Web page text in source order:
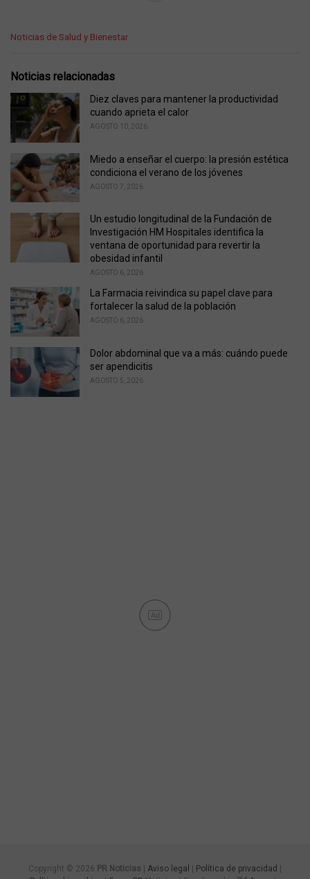
C
e
o
e
:
Noticias de Salud y Bienestar
Noticias relacionadas
Diez claves para mantener la productividad
cuando aprieta el calor
AGOSTO 10, 2026
Miedo a enseñar el cuerpo: la presión estética
condiciona el verano de los jóvenes
AGOSTO 7, 2026
Un estudio longitudinal de la Fundación de
Investigación HM Hospitales identifica la
ventana de oportunidad para revertir la
obesidad infantil
AGOSTO 6, 2026
La Farmacia reivindica su papel clave para
fortalecer la salud de la población
AGOSTO 6, 2026
Dolor abdominal que va a más: cuándo puede
ser apendicitis
AGOSTO 5, 2026
Ad
Copyright © 2026 PR Noticias | Aviso legal | Política de privacidad |